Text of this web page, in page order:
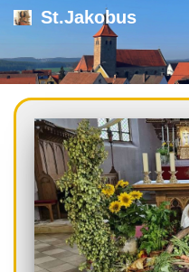
Inhalt
St.Jakobus